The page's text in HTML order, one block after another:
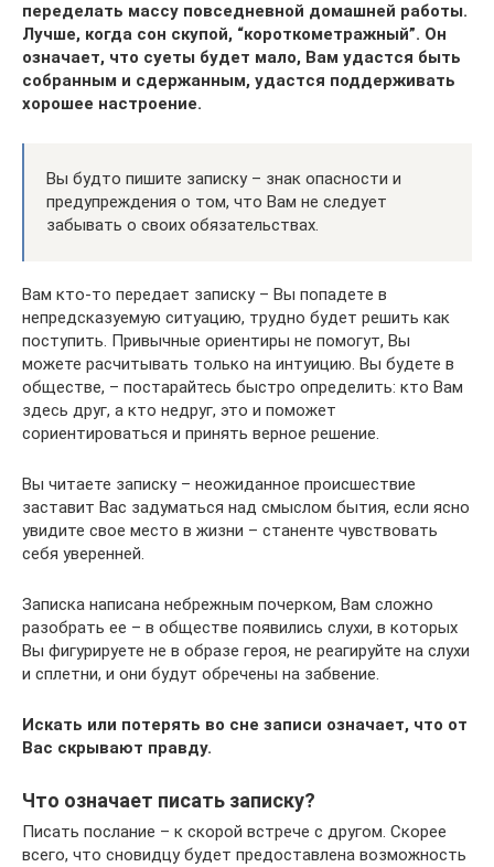
переделать массу повседневной домашней работы.
Лучше, когда сон скупой, “короткометражный”. Он
означает, что суеты будет мало, Вам удастся быть
собранным и сдержанным, удастся поддерживать
хорошее настроение.
Вы будто пишите записку – знак опасности и
предупреждения о том, что Вам не следует
забывать о своих обязательствах.
Вам кто-то передает записку – Вы попадете в
непредсказуемую ситуацию, трудно будет решить как
поступить. Привычные ориентиры не помогут, Вы
можете расчитывать только на интуицию. Вы будете в
обществе, – постарайтесь быстро определить: кто Вам
здесь друг, а кто недруг, это и поможет
сориентироваться и принять верное решение.
Вы читаете записку – неожиданное происшествие
заставит Вас задуматься над смыслом бытия, если ясно
увидите свое место в жизни – станенте чувствовать
себя уверенней.
Записка написана небрежным почерком, Вам сложно
разобрать ее – в обществе появились слухи, в которых
Вы фигурируете не в образе героя, не реагируйте на слухи
и сплетни, и они будут обречены на забвение.
Искать или потерять во сне записи означает, что от
Вас скрывают правду.
Что означает писать записку?
Писать послание – к скорой встрече с другом. Скорее
всего, что сновидцу будет предоставлена возможность